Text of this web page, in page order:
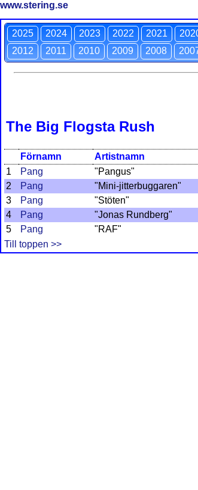
www.stering.se
2025 2024 2023 2022 2021
2012
2011 2010 2009 2008
The Big Flogsta Rush
Förnamn Artistnamn
1
Pang "Pangus"
2
Pang "Mini-jitterbuggaren"
3
Pang "Stöten"
4
Pang "Jonas Rundberg"
5
Pang "RAF"
Till toppen >>